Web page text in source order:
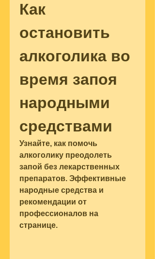
Как
остановить
алкоголика во
время запоя
народными
средствами
Узнайте, как помочь
алкоголику преодолеть
запой без лекарственных
препаратов. Эффективные
народные средства и
рекомендации от
профессионалов на
странице.